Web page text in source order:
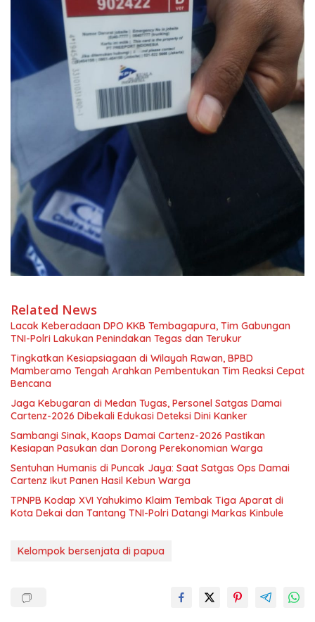
Related News
Lacak Keberadaan DPO KKB Tembagapura, Tim Gabungan
TNI-Polri Lakukan Penindakan Tegas dan Terukur
Tingkatkan Kesiapsiagaan di Wilayah Rawan, BPBD
Mamberamo Tengah Arahkan Pembentukan Tim Reaksi Cepat
Bencana
Jaga Kebugaran di Medan Tugas, Personel Satgas Damai
Cartenz-2026 Dibekali Edukasi Deteksi Dini Kanker
Sambangi Sinak, Kaops Damai Cartenz-2026 Pastikan
Kesiapan Pasukan dan Dorong Perekonomian Warga
Sentuhan Humanis di Puncak Jaya: Saat Satgas Ops Damai
Cartenz Ikut Panen Hasil Kebun Warga
TPNPB Kodap XVI Yahukimo Klaim Tembak Tiga Aparat di
Kota Dekai dan Tantang TNI-Polri Datangi Markas Kinbule
Kelompok bersenjata di papua